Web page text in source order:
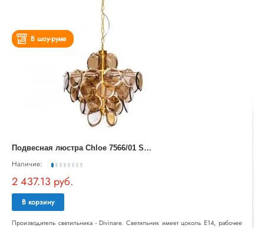
В шоу-руме
П
одвесная люстра Chloe 7566/01 SP-8
Наличие:
2 437.13 руб.
В корзину
Производитель светильника - Divinare. Светильник имеет цоколь E14, рабочее